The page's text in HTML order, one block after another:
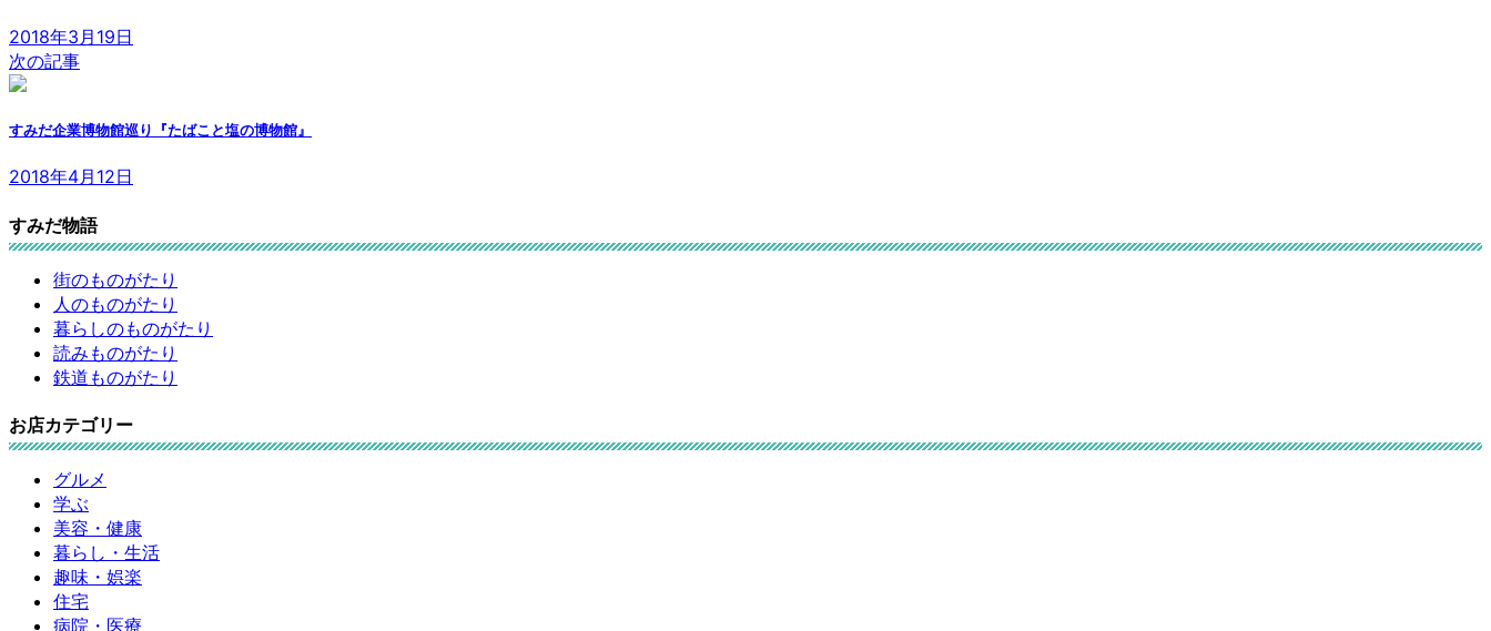
2018年3月19日
次の記事
すみだ企業博物館巡り『たばこと塩の博物館』
2018年4月12日
すみだ物語
街のものがたり
人のものがたり
暮らしのものがたり
読みものがたり
鉄道ものがたり
お店カテゴリー
グルメ
学ぶ
美容・健康
暮らし・生活
趣味・娯楽
住宅
病院・医療